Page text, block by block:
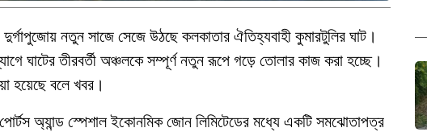
নতুন সাজে সেজে উঠছে কলকাতার ঐতিহ্যবাহী কুমারটুলির ঘাট।
ঘাটের তীরবর্তী অঞ্চলকে সম্পূর্ণ নতুন রূপে গড়ে তোলার কাজ করা হচ্ছে।
হয়েছে বলে খবর।
অ্যান্ড স্পেশাল ইকোনমিক জোন লিমিটেডের মধ্যে একটি সমঝোতাপত্র